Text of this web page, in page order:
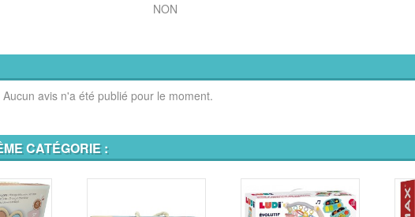
NON
Aucun avis n'a été publié pour le moment.
CATÉGORIE :